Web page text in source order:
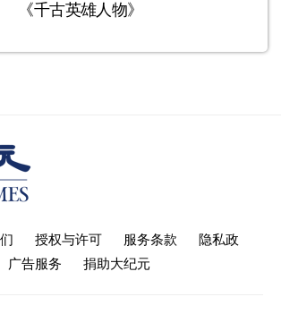
《千古英雄人物》
授权与许可 服务条款
隐私政
广告服务 捐助大纪元